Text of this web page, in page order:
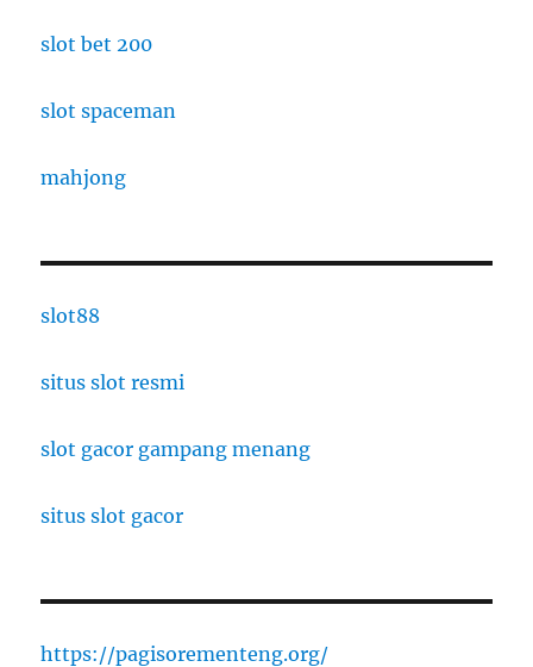
slot bet 200
slot spaceman
mahjong
slot88
situs slot resmi
slot gacor gampang menang
situs slot gacor
https://pagisorementeng.org/